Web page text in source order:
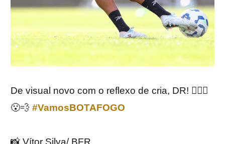
De visual novo com o reflexo de cria, DR! 💇🏽‍♂️
😮‍💨 #VamosBOTAFOGO
📸 Vítor Silva/ BFR